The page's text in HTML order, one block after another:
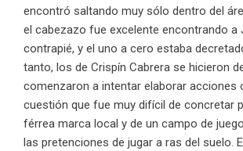
encontró saltando muy sólo dentro del
el cabezazo fue excelente encontrando a
contrapié, y el uno a cero estaba
tanto, los de Crispín Cabrera se hicieron
comenzaron a intentar elaborar acciones
cuestión que fue muy difícil de concretar
férrea marca local y de un campo de
las pretenciones de jugar a ras del suelo.